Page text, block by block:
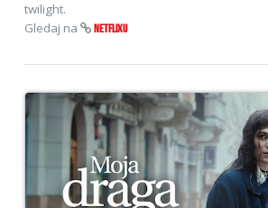
twilight.
Gledaj na
NETFLIXU